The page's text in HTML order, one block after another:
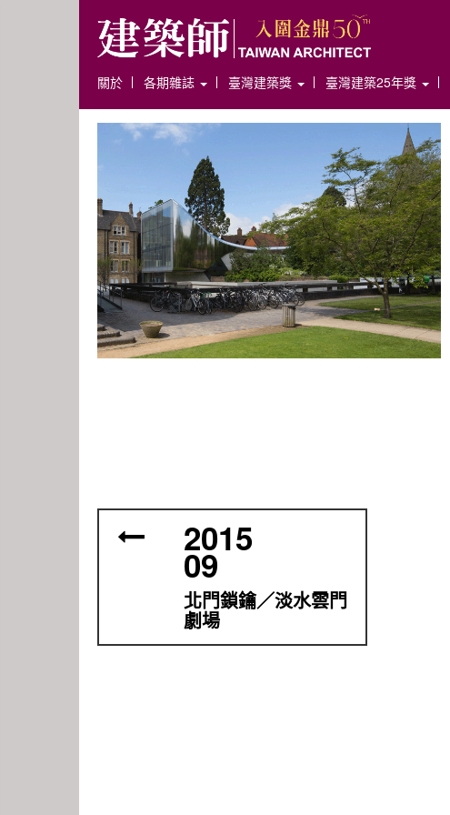
關於 各期雜誌 臺灣建築獎 臺灣建築25年獎
2015
09
北門鎖鑰／淡水雲門
劇場